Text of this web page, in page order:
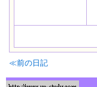
≪前の日記